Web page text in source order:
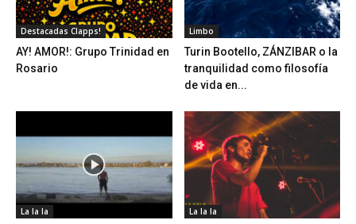
Destacadas Clapps!
AY! AMOR!: Grupo Trinidad en
Rosario
Limbo
Turin Bootello, ZÁNZIBAR o la
tranquilidad como filosofía
de vida en...
La la la La la la